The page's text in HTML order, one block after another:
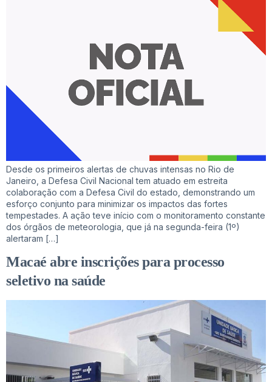
Desde os primeiros alertas de chuvas intensas no Rio de
Janeiro, a Defesa Civil Nacional tem atuado em estreita
colaboração com a Defesa Civil do estado, demonstrando um
esforço conjunto para minimizar os impactos das fortes
tempestades. A ação teve início com o monitoramento constante
dos órgãos de meteorologia, que já na segunda-feira (1º)
alertaram […]
Macaé abre inscrições para processo
seletivo na saúde